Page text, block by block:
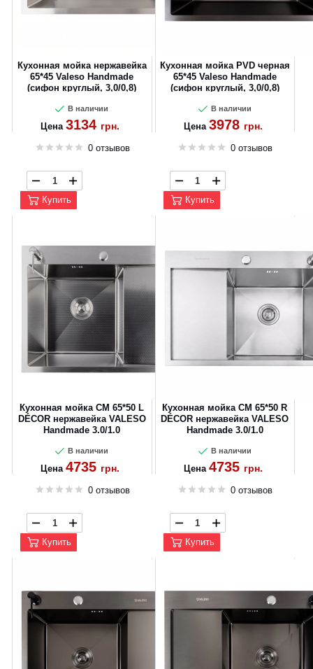
Кухонная мойка нержавейка
65*45 Valeso Handmade
(сифон круглый, 3,0/0,8)
В наличии
Цена 3134 грн.
0 отзывов
Купить
Кухонная мойка PVD черная
65*45 Valeso Handmade
(сифон круглый, 3,0/0,8)
В наличии
Цена 3978 грн.
0 отзывов
Купить
Кухонная мойка CM 65*50 L
DÉCOR нержавейка VALESO
Handmade 3.0/1.0
В наличии
Цена 4735 грн.
0 отзывов
Купить
Кухонная мойка CM 65*50 R
DÉCOR нержавейка VALESO
Handmade 3.0/1.0
В наличии
Цена 4735 грн.
0 отзывов
Купить